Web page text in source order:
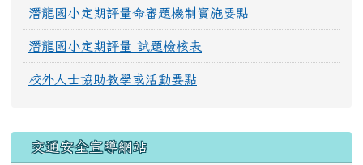
潛龍國小定期評量命審題機制實施要點
潛龍國小定期評量 試題檢核表
校外人士協助教學或活動要點
交通安全宣導網站